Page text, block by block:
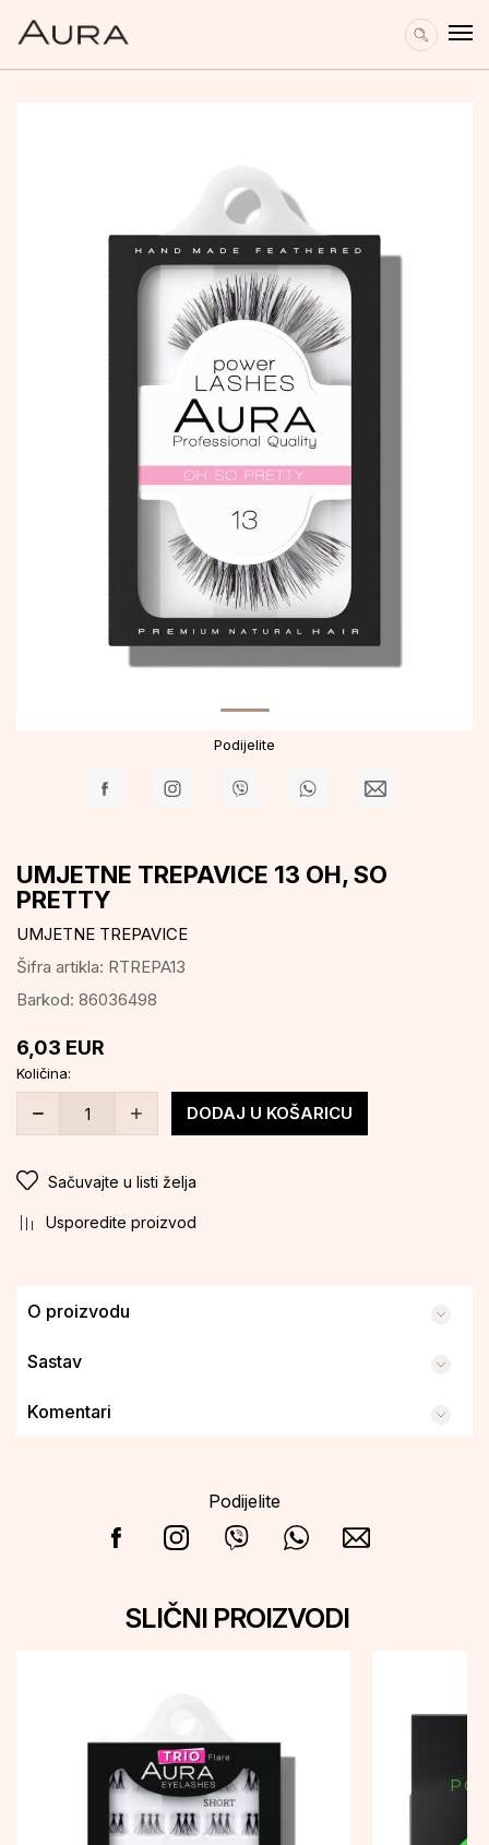
Podijelite
UMJETNE TREPAVICE 13 OH, SO
PRETTY
UMJETNE TREPAVICE
Šifra artikla: RTREPA13
Barkod: 86036498
6,03 EUR
Količina:
DODAJ U KOŠARICU
Sačuvajte u listi želja
Usporedite proizvod
O proizvodu
Sastav
Komentari
Podijelite
SLIČNI PROIZVODI